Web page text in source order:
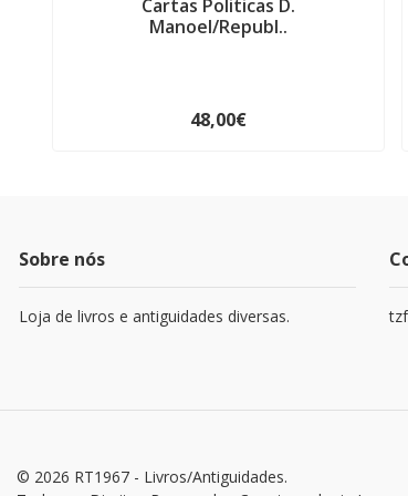
Cartas Politicas D.
Manoel/Republ..
48,00€
Sobre nós
Loja de livros e antiguidades diversas.
© 2026 RT1967 - Livros/Antiguidades.